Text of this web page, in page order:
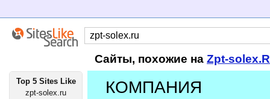
Сайты, похожие на Zpt-
Top 5 Sites Like
zpt-solex.ru
КОМПАНИЯ